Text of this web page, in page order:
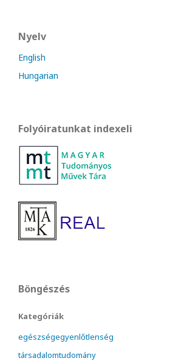
Nyelv
English
Hungarian
Folyóiratunkat indexeli
Böngészés
Kategóriák
egészségegyenlőtlenség
társadalomtudomány